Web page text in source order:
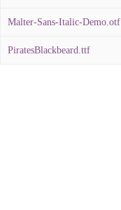
Malter-Sans-Italic-Demo.otf
PiratesBlackbeard.ttf